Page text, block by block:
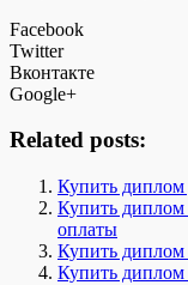
Facebook
Twitter
Вконтакте
Google+
Related posts:
Купить диплом
Купить диплом
оплаты
Купить диплом
Купить